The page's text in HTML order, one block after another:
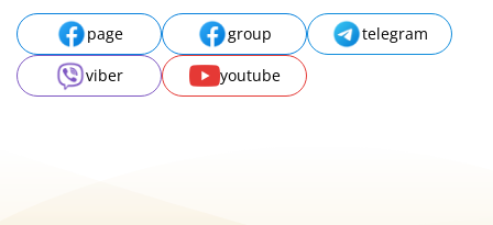
page group
telegram
viber
youtube